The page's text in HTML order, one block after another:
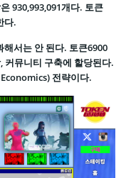
930,993,091개다. 토큰
다.
서는 안 된다. 토큰6900
커뮤니티 구축에 할당된다.
전략이다.